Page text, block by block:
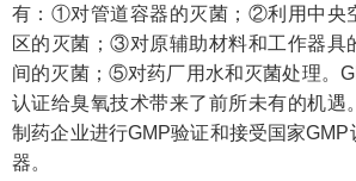
有：①对管道容器的灭菌；②利用中央
区的灭菌；③对原辅助材料和工作器
间的灭菌；⑤对药厂用水和灭菌处理。
认证给臭氧技术带来了前所未有的机遇
制药企业进行GMP验证和接受国家
器。